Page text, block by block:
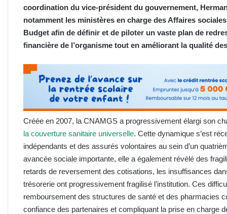
coordination du vice-président du gouvernement,
notamment les ministères en charge des Affaires
Budget afin de définir et de piloter un vaste plan de
financière de l’organisme tout en améliorant la qualité
Créée en 2007, la CNAMGS a progressivement élargi son
la couverture sanitaire universelle. Cette dynamique s’est
indépendants et des assurés volontaires au sein d’un
avancée sociale importante, elle a également révélé des
retards de reversement des cotisations, les insuffisances
trésorerie ont progressivement fragilisé l’institution. Ces
remboursement des structures de santé et des pharmacies
confiance des partenaires et compliquant la prise en charge